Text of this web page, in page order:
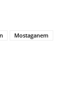
Mostaganem